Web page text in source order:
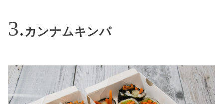
カンナムキンパ